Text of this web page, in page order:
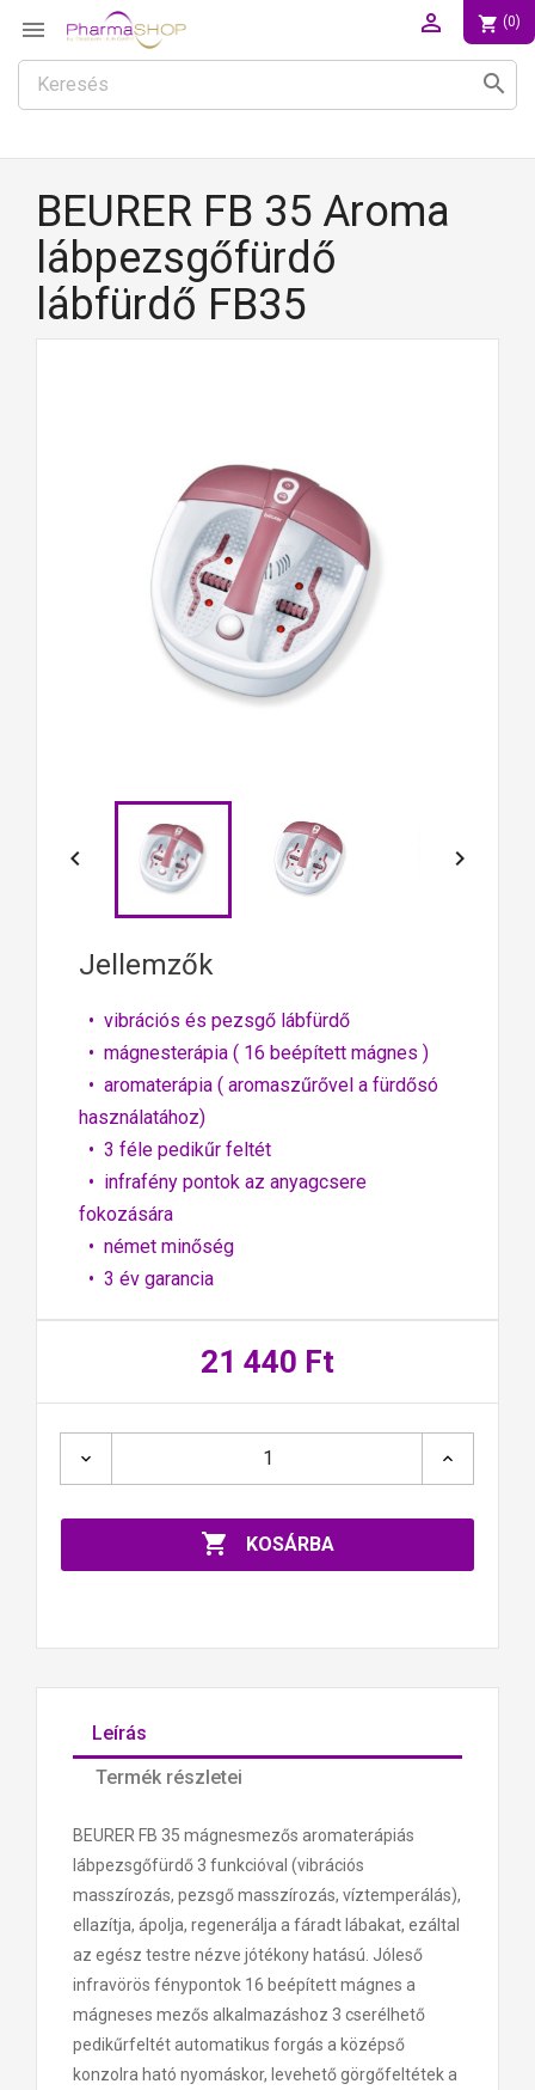
 shopping_cart (0)

search
BEURER FB 35 Aroma
lábpezsgőfürdő
lábfürdő FB35
 
Jellemzők
• vibrációs és pezsgő lábfürdő
• mágnesterápia ( 16 beépített mágnes )
• aromaterápia ( aromaszűrővel a fürdősó
használatához)
• 3 féle pedikűr feltét
• infrafény pontok az anyagcsere
fokozására
• német minőség
• 3 év garancia
21 440 Ft
 KOSÁRBA
Leírás
Termék részletei
BEURER FB 35 mágnesmezős aromaterápiás
lábpezsgőfürdő 3 funkcióval (vibrációs
masszírozás, pezsgő masszírozás, víztemperálás),
ellazítja, ápolja, regenerálja a fáradt lábakat, ezáltal
az egész testre nézve jótékony hatású. Jóleső
infravörös fénypontok 16 beépített mágnes a
mágneses mezős alkalmazáshoz 3 cserélhető
pedikűrfeltét automatikus forgás a középső
konzolra ható nyomáskor, levehető görgőfeltétek a